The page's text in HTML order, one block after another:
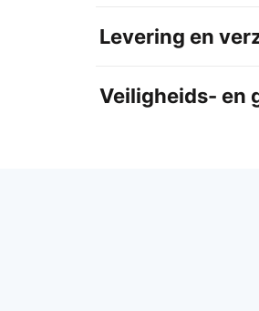
Levering en
Veiligheids- en